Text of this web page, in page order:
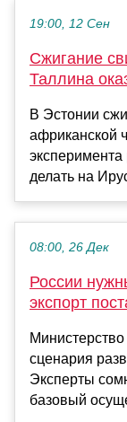
19:00, 12 Сен
Сжигание
Таллина
В Эстонии
африканской
делать на
08:00, 26 Дек
России
экспорт
Министерство
сценария
Эксперты
базовый